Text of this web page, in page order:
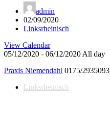
admin
02/09/2020
Linksrheinisch
View Calendar
05/12/2020 - 06/12/2020 All day
Praxis Niemendahl 0175/2935093
Linksrheinisch